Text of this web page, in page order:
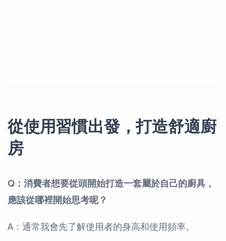
從使用習慣出發，打造舒適廚
房
Q：消費者想要從頭開始打造一套屬於自己的廚具，
應該從哪裡開始思考呢？
A：通常我會先了解使用者的身高和使用頻率。